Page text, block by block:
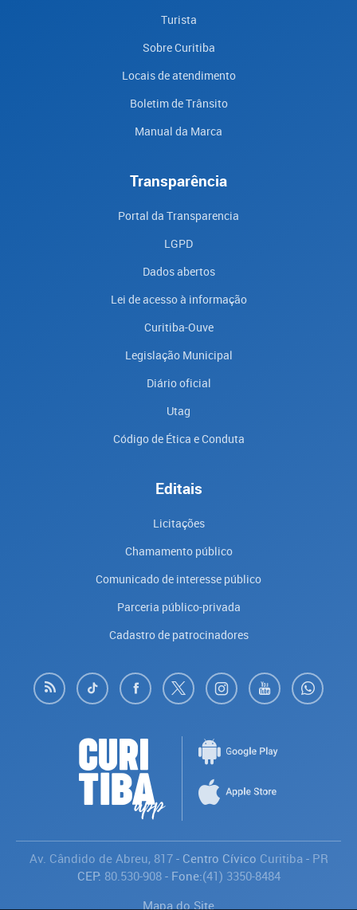
Turista
Sobre Curitiba
Locais de atendimento
Boletim de Trânsito
Manual da Marca
Transparência
Portal da Transparencia
LGPD
Dados abertos
Lei de acesso à informação
Curitiba-Ouve
Legislação Municipal
Diário oficial
Utag
Código de Ética e Conduta
Editais
Licitações
Chamamento público
Comunicado de interesse público
Parceria público-privada
Cadastro de patrocinadores
Av. Cândido de Abreu, 817- Centro Cívico Curitiba - PR
CEP: 80.530-908- Fone:(41) 3350-8484
Mapa do Site